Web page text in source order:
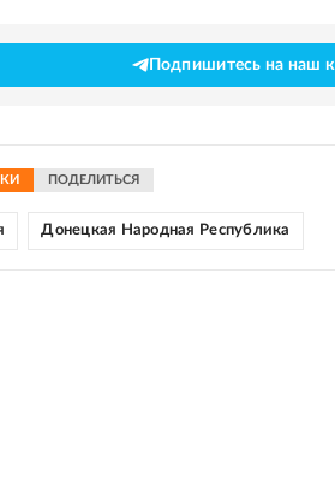
Подпишитесь на наш
ПОДЕЛИТЬСЯ
Донецкая Народная Республика